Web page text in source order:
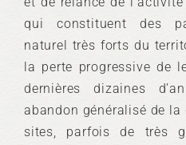
qui constituent des
naturel très forts du
la perte progressive de
dernières dizaines
abandon généralisé de
sites, parfois de très